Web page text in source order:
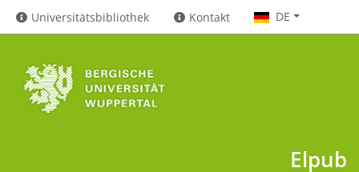
Universitätsbibliothek Kontakt DE
Elpub